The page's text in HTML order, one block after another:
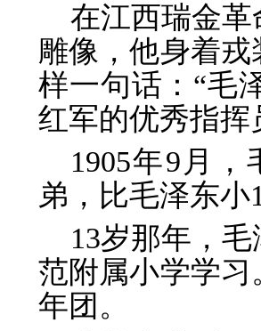
在江西瑞金
雕像，他身着
样一句话：“毛
红军的优秀指挥
1905年9月
弟，比毛泽东小
13岁那年，
范附属小学学习
年团。